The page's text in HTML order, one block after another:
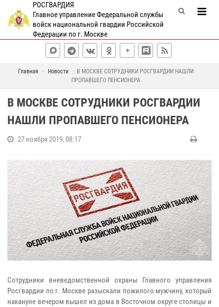
РОСГВАРДИЯ
Главное управление Федеральной службы
войск национальной гвардии Российской
Федерации по г. Москве
Главная Новости
В МОСКВЕ СОТРУДНИКИ РОСГВАРДИИ НАШЛИ
ПРОПАВШЕГО ПЕНСИОНЕРА
В МОСКВЕ СОТРУДНИКИ РОСГВАРДИИ
НАШЛИ ПРОПАВШЕГО ПЕНСИОНЕРА
27 ноября 2019, 08:17
Сотрудники вневедомственной охраны Главного управления
Росгвардии по г. Москве разыскали пожилого мужчину, который
накануне вечером вышел из дома в Восточном округе столицы и